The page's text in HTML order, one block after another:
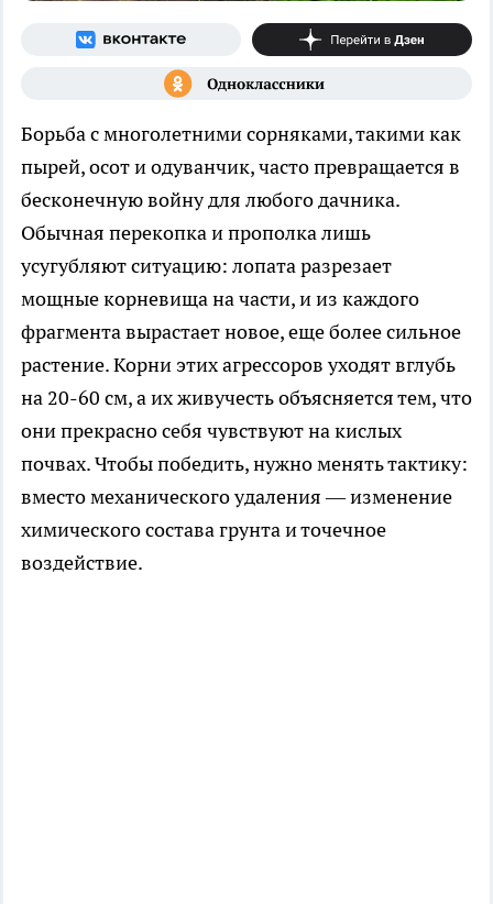
Борьба с многолетними сорняками, такими как
пырей, осот и одуванчик, часто превращается в
бесконечную войну для любого дачника.
Обычная перекопка и прополка лишь
усугубляют ситуацию: лопата разрезает
мощные корневища на части, и из каждого
фрагмента вырастает новое, еще более сильное
растение. Корни этих агрессоров уходят вглубь
на 20-60 см, а их живучесть объясняется тем, что
они прекрасно себя чувствуют на кислых
почвах. Чтобы победить, нужно менять тактику:
вместо механического удаления — изменение
химического состава грунта и точечное
воздействие.